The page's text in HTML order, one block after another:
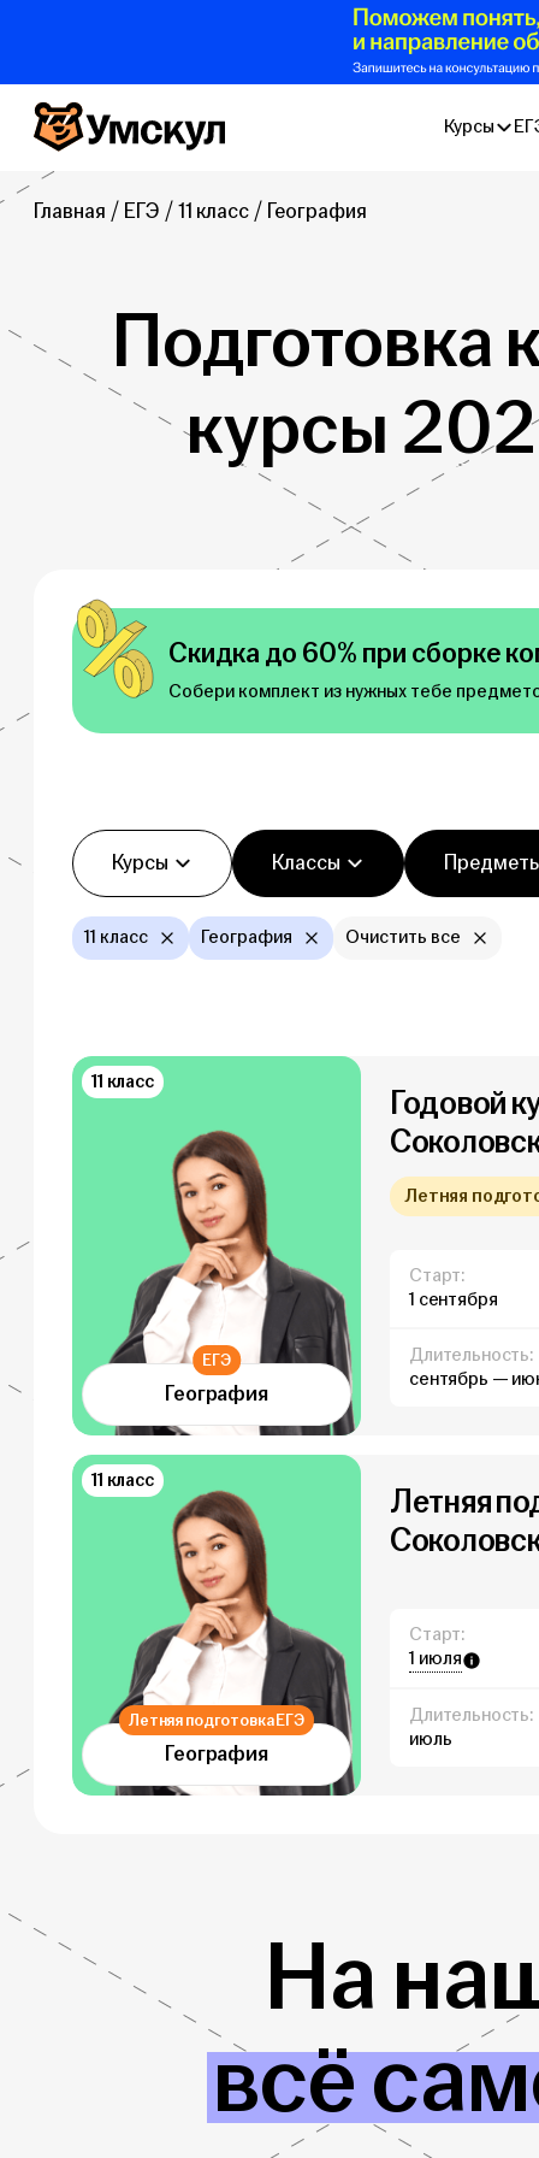
Умскул
Курсы
Главная ЕГЭ 11 класс География
Подготовка
курсы
Скидка до 60% при сборке
Собери комплект из нужных тебе
Фильтры
Курсы Классы
11 класс География Очистить все
География
ЕГЭ
11 класс
Годовой
Летняя
Старт:
1 сентября
Длительность:
сентябрь —
География
Летняя подготовка ЕГЭ
11 класс
Летняя
Старт:
1 июля
Длительность:
июль
На
всё